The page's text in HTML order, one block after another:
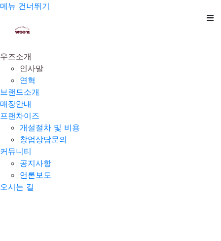
메뉴 건너뛰기
우즈소개
인사말
연혁
브랜드소개
매장안내
프랜차이즈
개설절차 및 비용
창업상담문의
커뮤니티
공지사항
언론보도
오시는 길